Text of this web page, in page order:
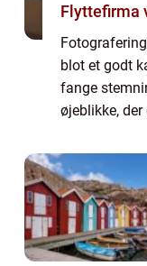
Flyttefirma
blot et godt
fange
øjeblikke,
hv...